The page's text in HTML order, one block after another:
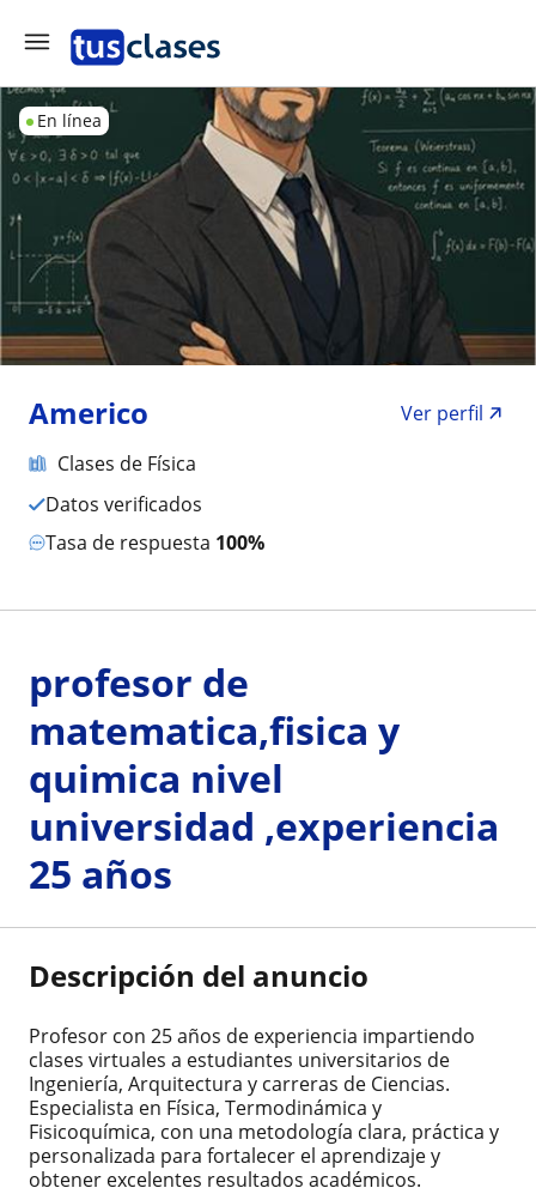
En línea
Americo
Ver perfil
Clases de Física
Datos verificados
Tasa de respuesta 100%
profesor de
matematica,fisica y
quimica nivel
universidad ,experiencia
25 años
Descripción del anuncio
Profesor con 25 años de experiencia impartiendo
clases virtuales a estudiantes universitarios de
Ingeniería, Arquitectura y carreras de Ciencias.
Especialista en Física, Termodinámica y
Fisicoquímica, con una metodología clara, práctica y
personalizada para fortalecer el aprendizaje y
obtener excelentes resultados académicos.